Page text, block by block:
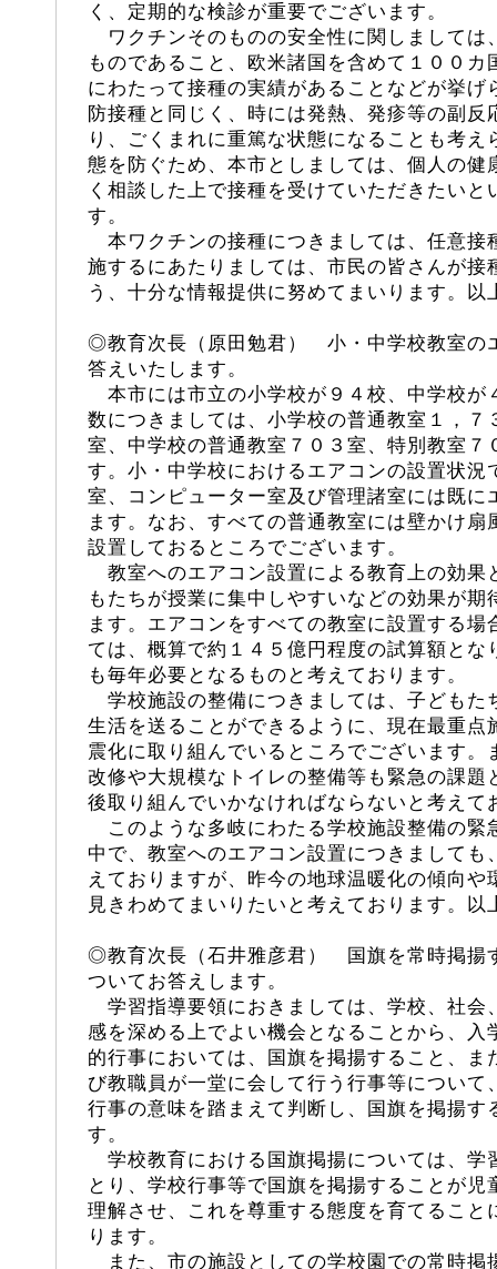
く、定期的な検診が重要でございます。
ワクチンそのものの安全性に関しましては
ものであること、欧米諸国を含めて１００カ
にわたって接種の実績があることなどが挙げ
防接種と同じく、時には発熱、発疹等の副反
り、ごくまれに重篤な状態になることも考え
態を防ぐため、本市としましては、個人の健
く相談した上で接種を受けていただきたい
す。
本ワクチンの接種につきましては、任意接
施するにあたりましては、市民の皆さんが接
う、十分な情報提供に努めてまいります。以
◎教育次長（原田勉君） 小・中学校教室の
答えいたします。
本市には市立の小学校が９４校、中学校が
数につきましては、小学校の普通教室１，７
室、中学校の普通教室７０３室、特別教室７
す。小・中学校におけるエアコンの設置状況
室、コンピューター室及び管理諸室には既に
ます。なお、すべての普通教室には壁かけ扇
設置しておるところでございます。
教室へのエアコン設置による教育上の効果
もたちが授業に集中しやすいなどの効果が期
ます。エアコンをすべての教室に設置する場
ては、概算で約１４５億円程度の試算額とな
も毎年必要となるものと考えております。
学校施設の整備につきましては、子どもた
生活を送ることができるように、現在最重点
震化に取り組んでいるところでございます。
改修や大規模なトイレの整備等も緊急の課題
後取り組んでいかなければならないと考えて
このような多岐にわたる学校施設整備の緊
中で、教室へのエアコン設置につきましても
えておりますが、昨今の地球温暖化の傾向や
見きわめてまいりたいと考えております。以
◎教育次長（石井雅彦君） 国旗を常時掲揚
ついてお答えします。
学習指導要領におきましては、学校、社会
感を深める上でよい機会となることから、入
的行事においては、国旗を掲揚すること、ま
び教職員が一堂に会して行う行事等について
行事の意味を踏まえて判断し、国旗を掲揚す
す。
学校教育における国旗掲揚については、学
とり、学校行事等で国旗を掲揚することが児
理解させ、これを尊重する態度を育てること
ります。
また、市の施設としての学校園での常時掲